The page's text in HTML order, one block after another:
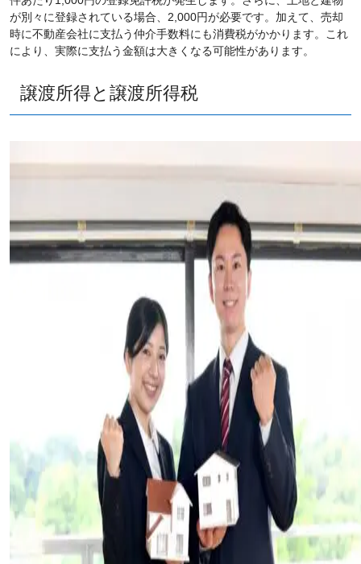
が別々に登録されている場合、2,000円が必要です。加えて、売却
時に不動産会社に支払う仲介手数料にも消費税がかかります。これ
により、実際に支払う金額は大きくなる可能性があります。
譲渡所得と譲渡所得税